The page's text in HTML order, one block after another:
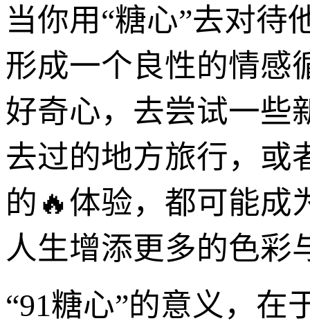
当你用“糖心”去对待
形成一个良性的情感
好奇心，去尝试一些
去过的地方旅行，或
的🔥体验，都可能成
人生增添更多的色彩
“91糖心”的意义，在